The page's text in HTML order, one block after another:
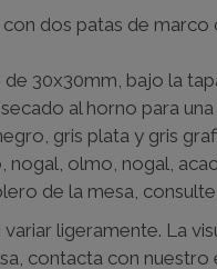
dos patas de marco
30x30mm, bajo la
al horno para
gris plata y gris
olmo, nogal,
de la mesa,
ligeramente. La
contacta con